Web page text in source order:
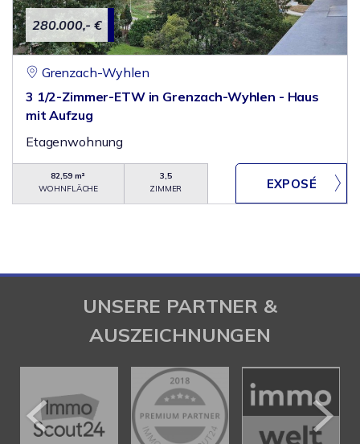
280.000,- €
Grenzach-Wyhlen
3 1/2-Zimmer-ETW in Grenzach-Wyhlen - Haus
mit Aufzug
Etagenwohnung
82,59 m²
WOHNFLÄCHE
3,5
ZIMMER
UNSERE PARTNER &
AUSZEICHNUNGEN